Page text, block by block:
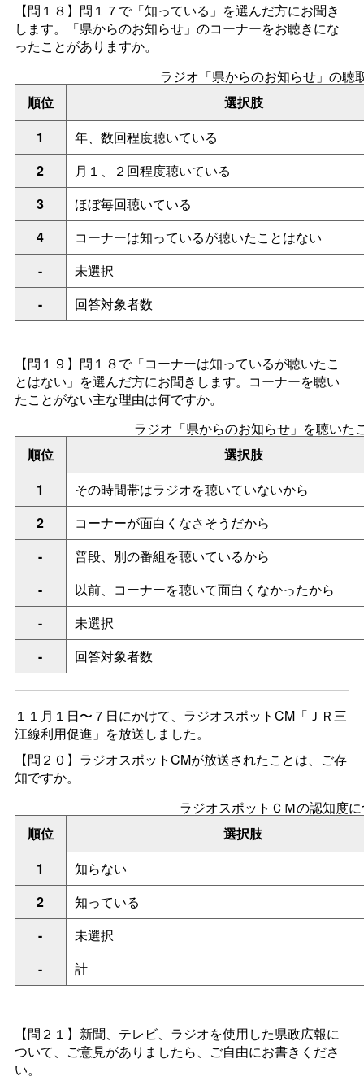
【問１８】問１７で「知っている」を選んだ方にお聞き
します。「県からのお知らせ」のコーナーをお聴きにな
ったことがありますか。
ラジオ「県からのお知らせ」の聴
順位
選択肢
1
年、数回程度聴いている
2
月１、２回程度聴いている
3
ほぼ毎回聴いている
4
コーナーは知っているが聴いたことはない
-
未選択
-
回答対象者数
【問１９】問１８で「コーナーは知っているが聴いたこ
とはない」を選んだ方にお聞きします。コーナーを聴い
たことがない主な理由は何ですか。
ラジオ「県からのお知らせ」を聴いた
順位
選択肢
1
その時間帯はラジオを聴いていないから
2
コーナーが面白くなさそうだから
-
普段、別の番組を聴いているから
-
以前、コーナーを聴いて面白くなかったから
-
未選択
-
回答対象者数
１１月１日〜７日にかけて、ラジオスポットCM「ＪＲ三
江線利用促進」を放送しました。
【問２０】ラジオスポットCMが放送されたことは、ご存
知ですか。
ラジオスポットＣＭの認知度
順位
選択肢
1
知らない
2
知っている
-
未選択
-
計
【問２１】新聞、テレビ、ラジオを使用した県政広報に
ついて、ご意見がありましたら、ご自由にお書きくださ
い。